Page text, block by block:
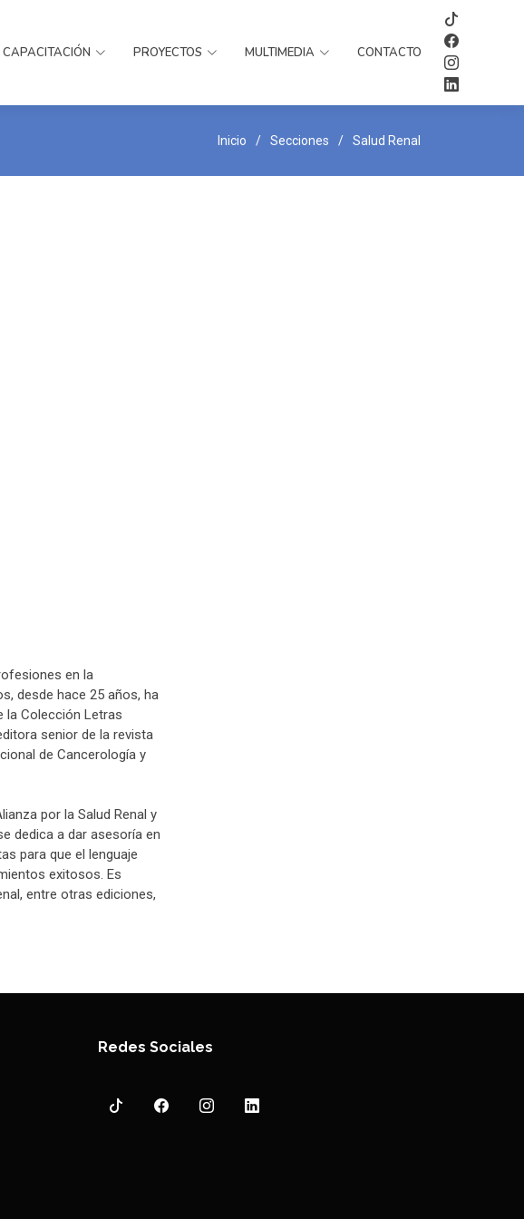
CAPACITACIÓN PROYECTOS MULTIMEDIA CONTACTO
Inicio Secciones Salud Renal
en la
desde hace 25 años, ha
la Colección Letras
senior de la revista
de Cancerología y
por la Salud Renal y
dedica a dar asesoría en
para que el lenguaje
exitosos. Es
entre otras ediciones,
Redes Sociales